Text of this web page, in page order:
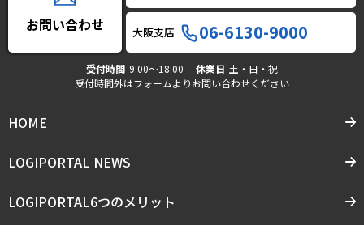
お問い合わせ 大阪支店 06-6130-9000
受付時間 9:00〜18:00 休業日 土・日・祝
受付時間外はフォームよりお問い合わせください
HOME
LOGIPORTAL NEWS
LOGIPORTAL6つのメリット